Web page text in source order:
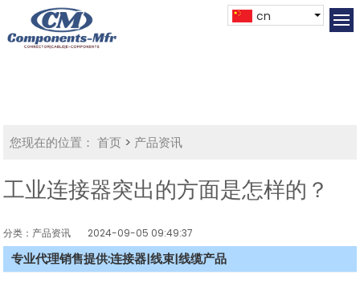
cn
您现在的位置： 首页 > 产品资讯
工业连接器突出的方面是怎样的？
分类：产品资讯 2024-09-05 09:49:37
专业代理销售提供:连接器|线束|线缆产品